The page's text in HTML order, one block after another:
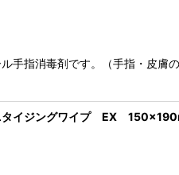
手指消毒剤です。（手指・皮
タイジングワイプ EX